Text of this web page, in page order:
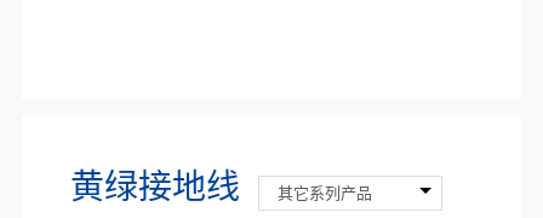
黄绿接地线
其它系列产品